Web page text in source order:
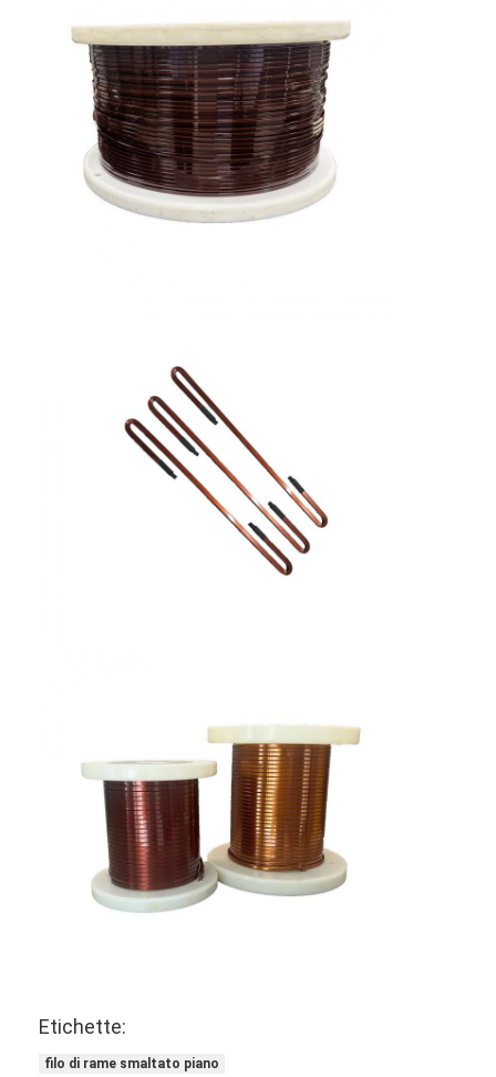
cavo del litz
Cavi magnetici ad alta temperatura
Etichette:
filo di rame smaltato piano